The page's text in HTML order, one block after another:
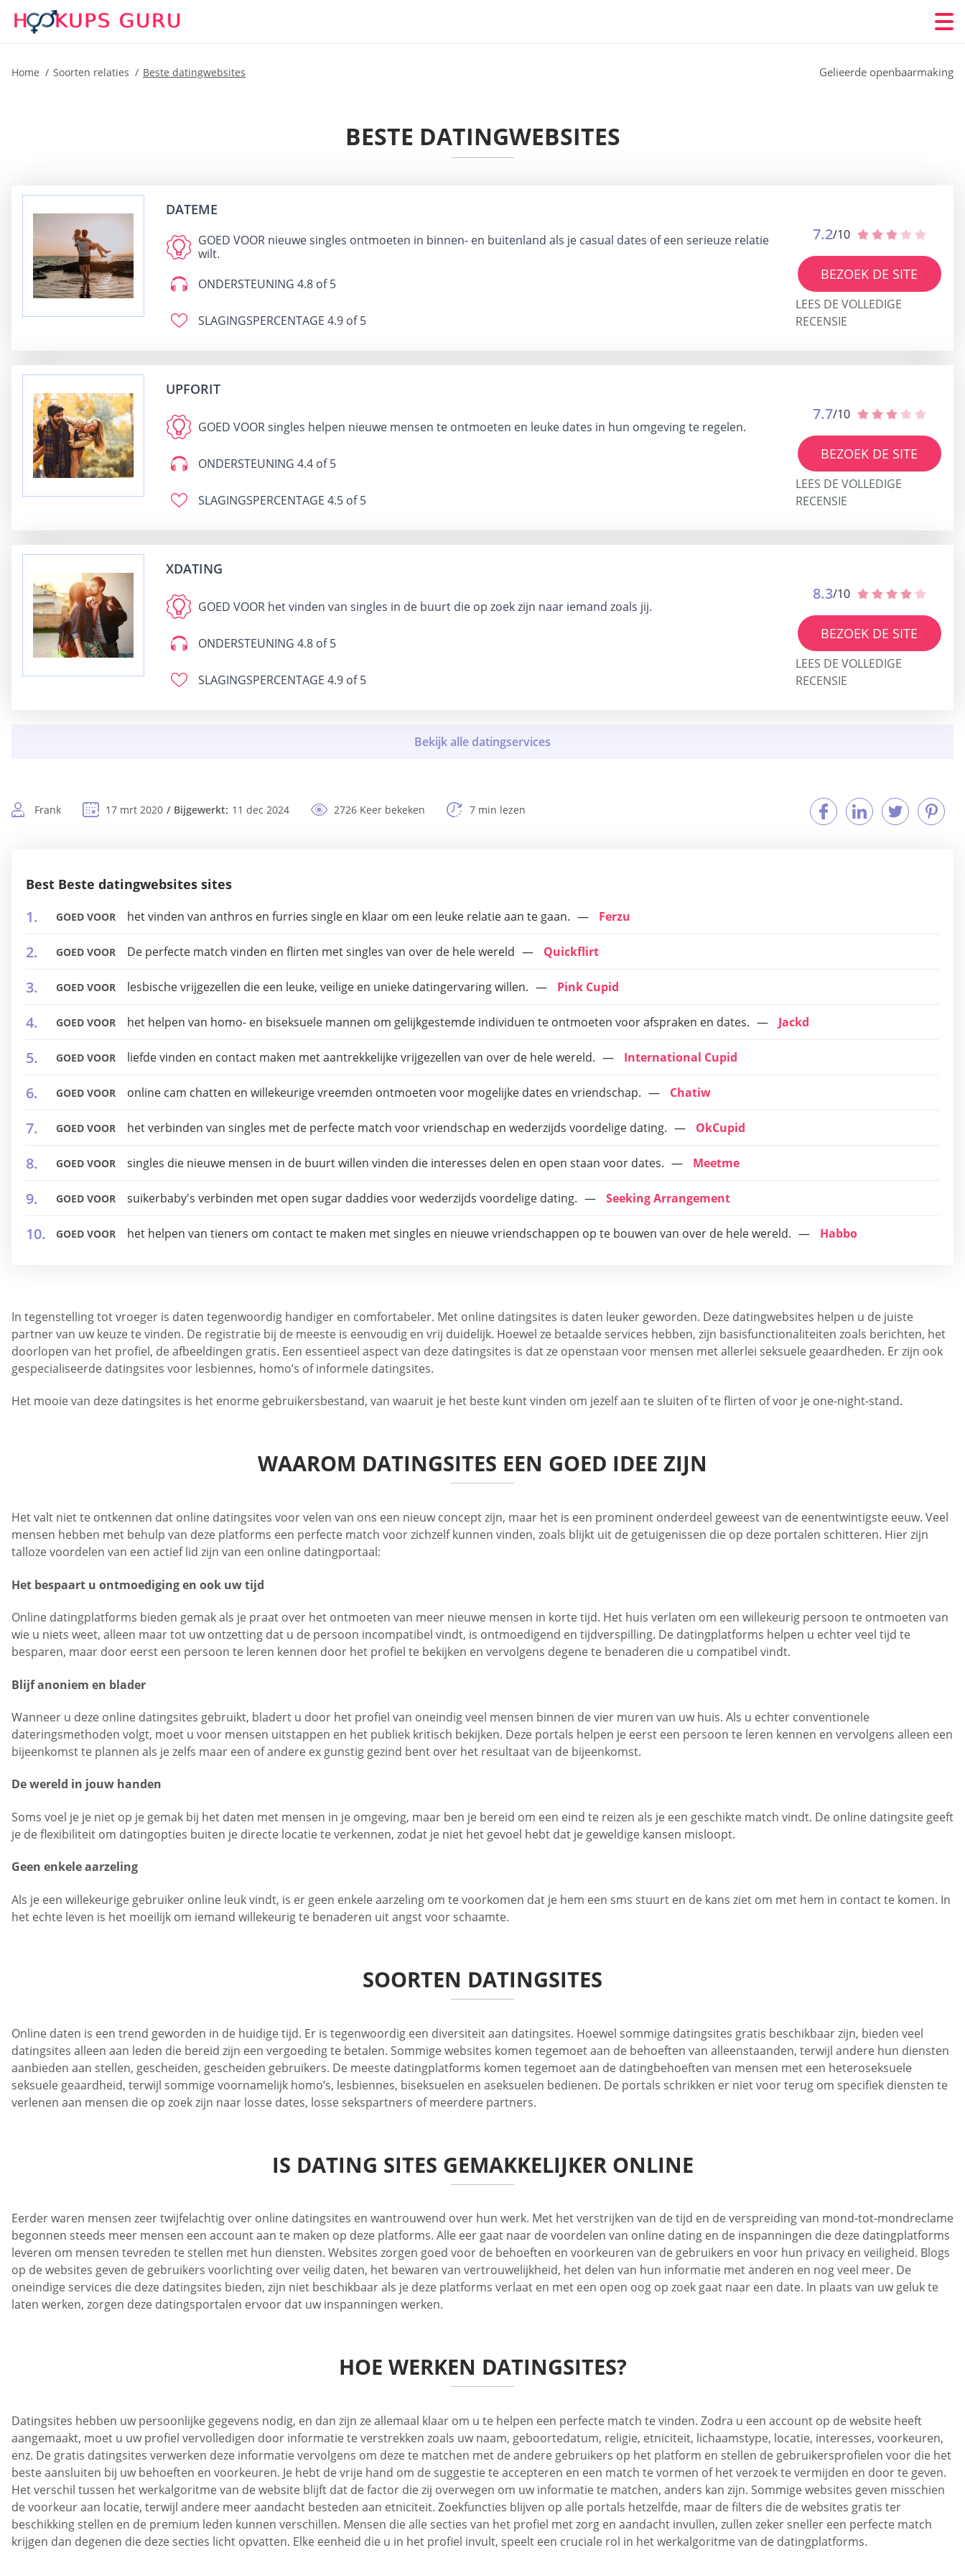
Home Soorten relaties Beste datingwebsites Gelieerde openbaarmaking
BESTE DATINGWEBSITES
DATEME
GOED VOOR nieuwe singles ontmoeten in binnen- en buitenland als je casual dates of een serieuze relatie
wilt.
ONDERSTEUNING 4.8 of 5
SLAGINGSPERCENTAGE 4.9 of 5
7.2/10
BEZOEK DE SITE
LEES DE VOLLEDIGE
RECENSIE
UPFORIT
GOED VOORsingles helpen nieuwe mensen te ontmoeten en leuke dates in hun omgeving te regelen.
ONDERSTEUNING 4.4 of 5
SLAGINGSPERCENTAGE 4.5 of 5
7.7/10
BEZOEK DE SITE
LEES DE VOLLEDIGE
RECENSIE
XDATING
GOED VOOR het vinden van singles in de buurt die op zoek zijn naar iemand zoals jij.
ONDERSTEUNING 4.8 of 5
SLAGINGSPERCENTAGE 4.9 of 5
8.3/10
BEZOEK DE SITE
LEES DE VOLLEDIGE
RECENSIE
Frank 17 mrt 2020 Bijgewerkt: 11 dec 2024 2726 Keer bekeken 7 min lezen
Best Beste datingwebsites sites
GOED VOOR het vinden van anthros en furries single en klaar om een leuke relatie aan te gaan. Ferzu
GOED VOOR De perfecte match vinden en flirten met singles van over de hele wereld Quickflirt
GOED VOOR lesbische vrijgezellen die een leuke, veilige en unieke datingervaring willen. Pink Cupid
GOED VOOR het helpen van homo- en biseksuele mannen om gelijkgestemde individuen te ontmoeten voor afspraken en dates. Jackd
GOED VOOR liefde vinden en contact maken met aantrekkelijke vrijgezellen van over de hele wereld. International Cupid
GOED VOOR online cam chatten en willekeurige vreemden ontmoeten voor mogelijke dates en vriendschap. Chatiw
GOED VOOR het verbinden van singles met de perfecte match voor vriendschap en wederzijds voordelige dating. OkCupid
GOED VOOR singles die nieuwe mensen in de buurt willen vinden die interesses delen en open staan voor dates. Meetme
GOED VOOR suikerbaby's verbinden met open sugar daddies voor wederzijds voordelige dating. Seeking Arrangement
GOED VOOR het helpen van tieners om contact te maken met singles en nieuwe vriendschappen op te bouwen van over de hele wereld. Habbo
In tegenstelling tot vroeger is daten tegenwoordig handiger en comfortabeler. Met online datingsites is daten leuker geworden. Deze datingwebsites helpen u de juiste
partner van uw keuze te vinden. De registratie bij de meeste is eenvoudig en vrij duidelijk. Hoewel ze betaalde services hebben, zijn basisfunctionaliteiten zoals berichten, het
doorlopen van het profiel, de afbeeldingen gratis. Een essentieel aspect van deze datingsites is dat ze openstaan voor mensen met allerlei seksuele geaardheden. Er zijn ook
gespecialiseerde datingsites voor lesbiennes, homo’s of informele datingsites.
Het mooie van deze datingsites is het enorme gebruikersbestand, van waaruit je het beste kunt vinden om jezelf aan te sluiten of te flirten of voor je one-night-stand.
WAAROM DATINGSITES EEN GOED IDEE ZIJN
Het valt niet te ontkennen dat online datingsites voor velen van ons een nieuw concept zijn, maar het is een prominent onderdeel geweest van de eenentwintigste eeuw. Veel
mensen hebben met behulp van deze platforms een perfecte match voor zichzelf kunnen vinden, zoals blijkt uit de getuigenissen die op deze portalen schitteren. Hier zijn
talloze voordelen van een actief lid zijn van een online datingportaal:
Het bespaart u ontmoediging en ook uw tijd
Online datingplatforms bieden gemak als je praat over het ontmoeten van meer nieuwe mensen in korte tijd. Het huis verlaten om een willekeurig persoon te ontmoeten van
wie u niets weet, alleen maar tot uw ontzetting dat u de persoon incompatibel vindt, is ontmoedigend en tijdverspilling. De datingplatforms helpen u echter veel tijd te
besparen, maar door eerst een persoon te leren kennen door het profiel te bekijken en vervolgens degene te benaderen die u compatibel vindt.
Blijf anoniem en blader
Wanneer u deze online datingsites gebruikt, bladert u door het profiel van oneindig veel mensen binnen de vier muren van uw huis. Als u echter conventionele
dateringsmethoden volgt, moet u voor mensen uitstappen en het publiek kritisch bekijken. Deze portals helpen je eerst een persoon te leren kennen en vervolgens alleen een
bijeenkomst te plannen als je zelfs maar een of andere ex gunstig gezind bent over het resultaat van de bijeenkomst.
De wereld in jouw handen
Soms voel je je niet op je gemak bij het daten met mensen in je omgeving, maar ben je bereid om een eind te reizen als je een geschikte match vindt. De online datingsite geeft
je de flexibiliteit om datingopties buiten je directe locatie te verkennen, zodat je niet het gevoel hebt dat je geweldige kansen misloopt.
Geen enkele aarzeling
Als je een willekeurige gebruiker online leuk vindt, is er geen enkele aarzeling om te voorkomen dat je hem een sms stuurt en de kans ziet om met hem in contact te komen. In
het echte leven is het moeilijk om iemand willekeurig te benaderen uit angst voor schaamte.
SOORTEN DATINGSITES
Online daten is een trend geworden in de huidige tijd. Er is tegenwoordig een diversiteit aan datingsites. Hoewel sommige datingsites gratis beschikbaar zijn, bieden veel
datingsites alleen aan leden die bereid zijn een vergoeding te betalen. Sommige websites komen tegemoet aan de behoeften van alleenstaanden, terwijl andere hun diensten
aanbieden aan stellen, gescheiden, gescheiden gebruikers. De meeste datingplatforms komen tegemoet aan de datingbehoeften van mensen met een heteroseksuele
seksuele geaardheid, terwijl sommige voornamelijk homo’s, lesbiennes, biseksuelen en aseksuelen bedienen. De portals schrikken er niet voor terug om specifiek diensten te
verlenen aan mensen die op zoek zijn naar losse dates, losse sekspartners of meerdere partners.
IS DATING SITES GEMAKKELIJKER ONLINE
Eerder waren mensen zeer twijfelachtig over online datingsites en wantrouwend over hun werk. Met het verstrijken van de tijd en de verspreiding van mond-tot-mondreclame
begonnen steeds meer mensen een account aan te maken op deze platforms. Alle eer gaat naar de voordelen van online dating en de inspanningen die deze datingplatforms
leveren om mensen tevreden te stellen met hun diensten. Websites zorgen goed voor de behoeften en voorkeuren van de gebruikers en voor hun privacy en veiligheid. Blogs
op de websites geven de gebruikers voorlichting over veilig daten, het bewaren van vertrouwelijkheid, het delen van hun informatie met anderen en nog veel meer. De
oneindige services die deze datingsites bieden, zijn niet beschikbaar als je deze platforms verlaat en met een open oog op zoek gaat naar een date. In plaats van uw geluk te
laten werken, zorgen deze datingsportalen ervoor dat uw inspanningen werken.
HOE WERKEN DATINGSITES?
Datingsites hebben uw persoonlijke gegevens nodig, en dan zijn ze allemaal klaar om u te helpen een perfecte match te vinden. Zodra u een account op de website heeft
aangemaakt, moet u uw profiel vervolledigen door informatie te verstrekken zoals uw naam, geboortedatum, religie, etniciteit, lichaamstype, locatie, interesses, voorkeuren,
enz. De gratis datingsites verwerken deze informatie vervolgens om deze te matchen met de andere gebruikers op het platform en stellen de gebruikersprofielen voor die het
beste aansluiten bij uw behoeften en voorkeuren. Je hebt de vrije hand om de suggestie te accepteren en een match te vormen of het verzoek te vermijden en door te geven.
Het verschil tussen het werkalgoritme van de website blijft dat de factor die zij overwegen om uw informatie te matchen, anders kan zijn. Sommige websites geven misschien
de voorkeur aan locatie, terwijl andere meer aandacht besteden aan etniciteit. Zoekfuncties blijven op alle portals hetzelfde, maar de filters die de websites gratis ter
beschikking stellen en de premium leden kunnen verschillen. Mensen die alle secties van het profiel met zorg en aandacht invullen, zullen zeker sneller een perfecte match
krijgen dan degenen die deze secties licht opvatten. Elke eenheid die u in het profiel invult, speelt een cruciale rol in het werkalgoritme van de datingplatforms.